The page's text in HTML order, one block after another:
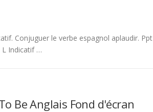
Conjuguer le verbe espagnol aplaudir. Ppt
L Indicatif …
Be Anglais Fond d'écran